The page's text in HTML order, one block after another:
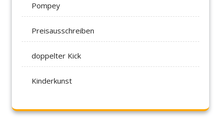
Pompey
Preisausschreiben
doppelter Kick
Kinderkunst